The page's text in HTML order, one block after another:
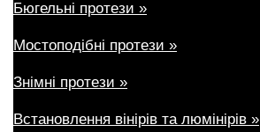
Бюгельні протези »
Мостоподібні протези »
Знімні протези »
Встановлення вінірів та люмінірів »